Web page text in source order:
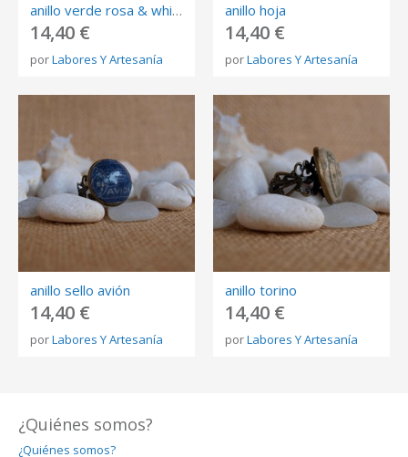
anillo verde rosa & white
14,40 €
porLabores Y Artesanía
anillo hoja
14,40 €
porLabores Y Artesanía
anillo sello avión
14,40 €
porLabores Y Artesanía
anillo torino
14,40 €
porLabores Y Artesanía
¿Quiénes somos?
¿Quiénes somos?